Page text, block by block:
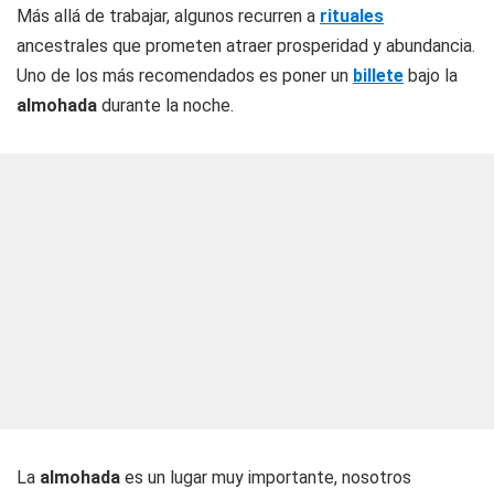
Más allá de trabajar, algunos recurren a rituales
ancestrales que prometen atraer prosperidad y abundancia.
Uno de los más recomendados es poner un billete bajo la
almohada durante la noche.
La almohada es un lugar muy importante, nosotros